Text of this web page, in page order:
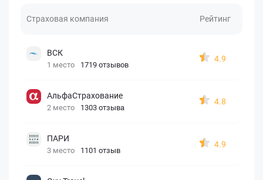
Страховая компания Рейтинг
ВСК
1 место 1719 отзывов
4.9
АльфаСтрахование
2 место 1303 отзыва
4.8
ПАРИ
3 место 1101 отзыв
4.9